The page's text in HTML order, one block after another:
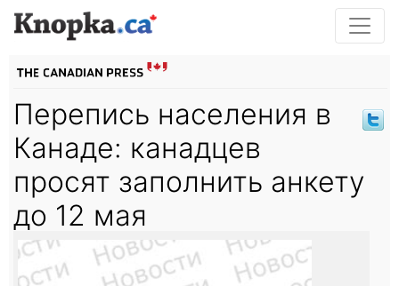
Перепись населения в
Канаде: канадцев
просят заполнить анкету
до 12 мая